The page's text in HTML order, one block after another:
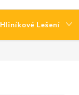
Hliníkové Lešení